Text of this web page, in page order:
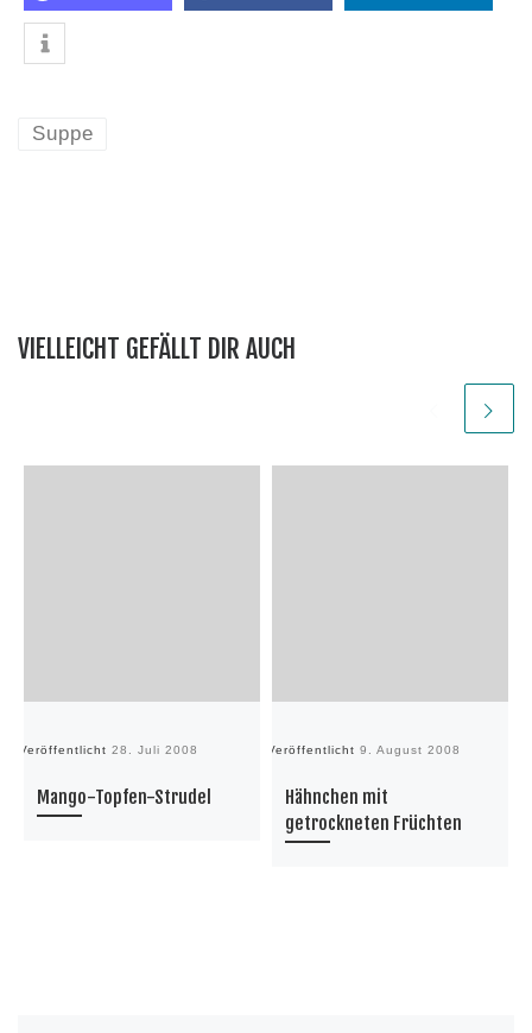
Suppe
VIELLEICHT GEFÄLLT DIR AUCH
Veröffentlicht 28. Juli 2008
Mango-Topfen-Strudel
Veröffentlicht 9. August 2008
Hähnchen mit
getrockneten Früchten